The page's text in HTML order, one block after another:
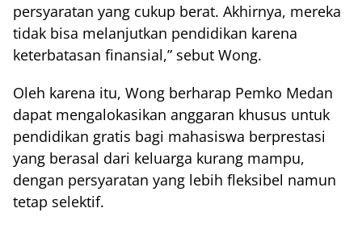
persyaratan yang cukup berat. Akhirnya, mereka
tidak bisa melanjutkan pendidikan karena
keterbatasan finansial,” sebut Wong.
Oleh karena itu, Wong berharap Pemko Medan
dapat mengalokasikan anggaran khusus untuk
pendidikan gratis bagi mahasiswa berprestasi
yang berasal dari keluarga kurang mampu,
dengan persyaratan yang lebih fleksibel namun
tetap selektif.